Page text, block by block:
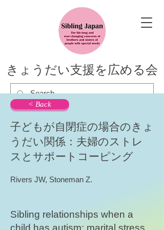
きょうだい支援を広める会
< Back
子どもが自閉症の場合のきょ
うだい関係：夫婦のストレ
スとサポートコーピング
Rivers JW, Stoneman Z.
Sibling relationships when a
child has autism: marital stress